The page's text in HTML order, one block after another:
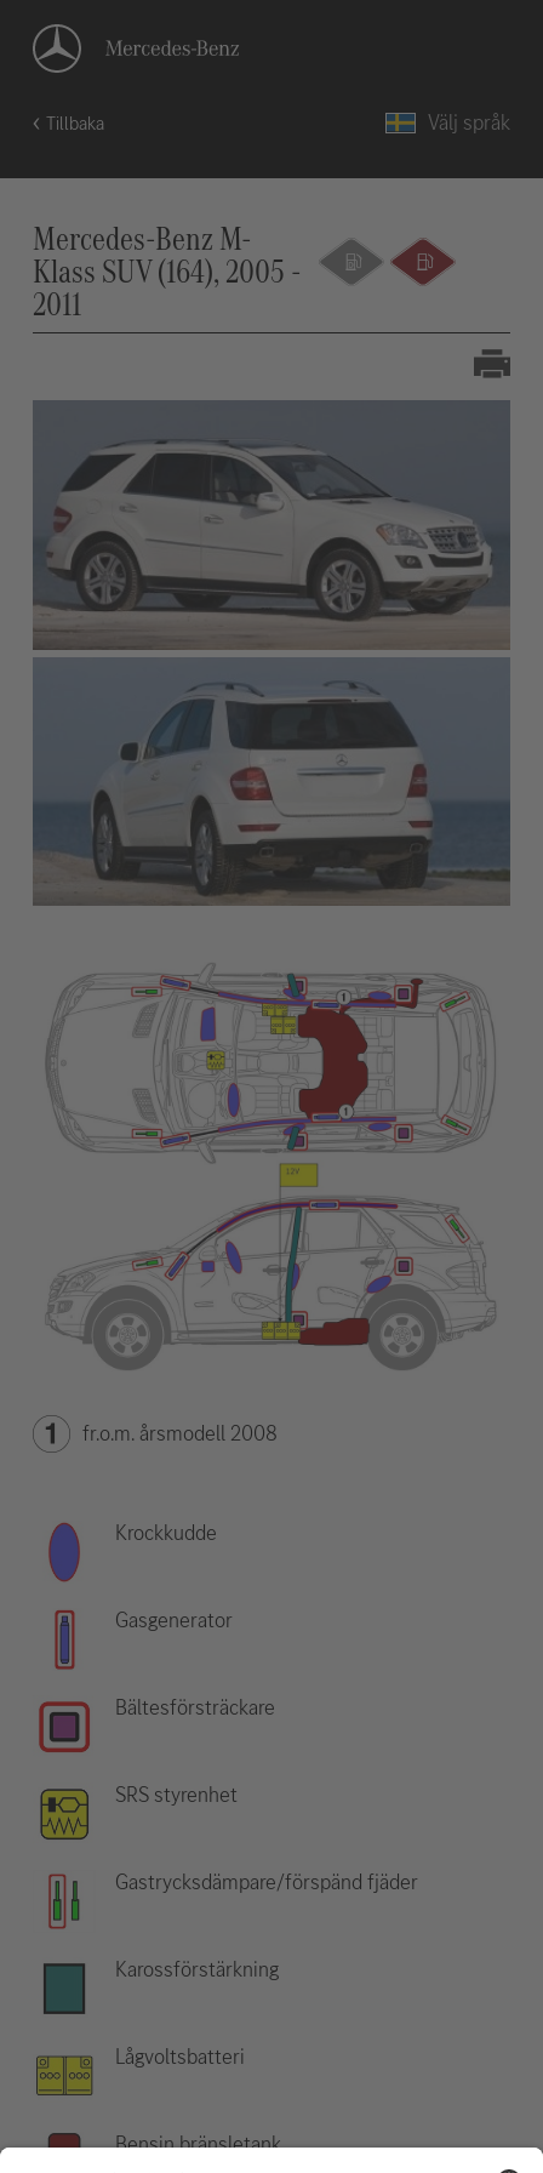
Tillbaka Välj språk
Mercedes-Benz M-
Klass SUV (164), 2005 -
2011
fr.o.m. årsmodell 2008
Krockkudde
Gasgenerator
Bältesförsträckare
SRS styrenhet
Gastrycksdämpare/förspänd fjäder
Karossförstärkning
Lågvoltsbatteri
Bensin bränsletank